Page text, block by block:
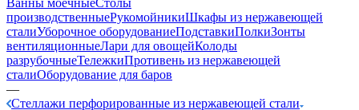
производственныеРукомойникиШкафы из нержавеющей
сталиУборочное оборудованиеПодставкиПолкиЗонты
вентиляционныеЛари для овощейКолоды
разрубочныеТележкиПротивень из нержавеющей
сталиОборудование для баров
—
Стеллажи перфорированные из нержавеющей стали